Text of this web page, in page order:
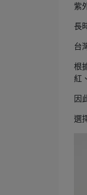
紫
長
台
根
紅
因
選